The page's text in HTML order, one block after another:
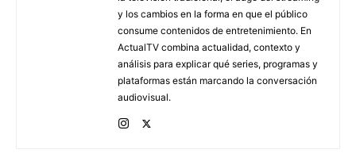
y los cambios en la forma en que el público
consume contenidos de entretenimiento. En
ActualTV combina actualidad, contexto y
análisis para explicar qué series, programas y
plataformas están marcando la conversación
audiovisual.